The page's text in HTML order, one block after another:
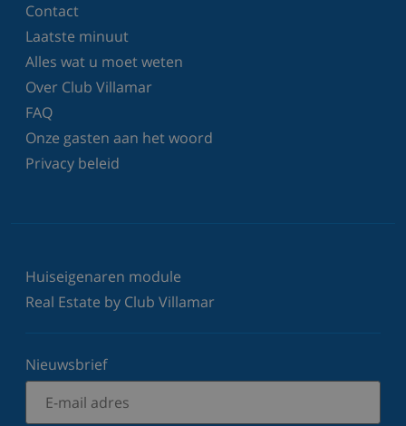
Contact
Laatste minuut
Alles wat u moet weten
Over Club Villamar
FAQ
Onze gasten aan het woord
Privacy beleid
Huiseigenaren module
Real Estate by Club Villamar
Nieuwsbrief